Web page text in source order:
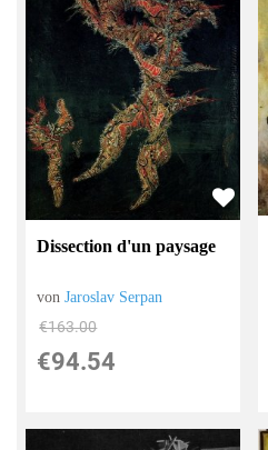
Dissection d'un paysage
vonJaroslav Serpan
€163.00
€94.54